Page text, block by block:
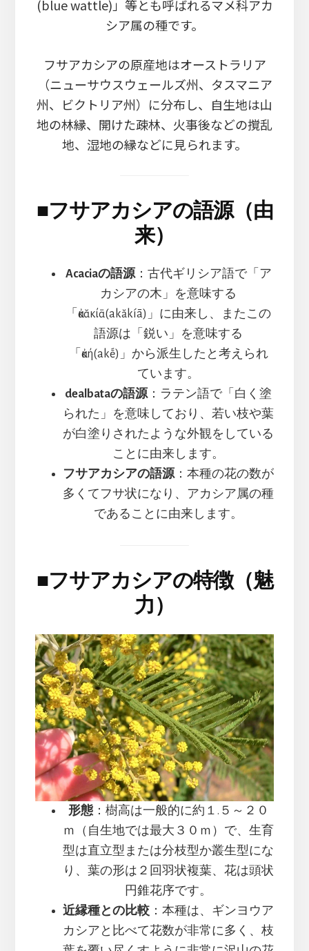
(blue wattle)」等とも呼ばれるマメ科アカ
シア属の種です。
フサアカシアの原産地はオーストラリア
（ニューサウスウェールズ州、タスマニア
州、ビクトリア州）に分布し、自生地は山
地の林縁、開けた疎林、火事後などの撹乱
地、湿地の縁などに見られます。
■フサアカシアの語源（由
来）
Acaciaの語源：古代ギリシア語で「ア
カシアの木」を意味する
「ἀκᾰκίᾱ(akăkíā)」に由来し、またこの
語源は「鋭い」を意味する
「ἀκή(akḗ)」から派生したと考えられ
ています。
dealbataの語源：ラテン語で「白く塗
られた」を意味しており、若い枝や葉
が白塗りされたような外観をしている
ことに由来します。
フサアカシアの語源：本種の花の数が
多くてフサ状になり、アカシア属の種
であることに由来します。
■フサアカシアの特徴（魅
力）
形態：樹高は一般的に約１.５～２０
ｍ（自生地では最大３０ｍ）で、生育
型は直立型または分枝型か叢生型にな
り、葉の形は２回羽状複葉、花は頭状
円錐花序です。
近縁種との比較 ：本種は、ギンヨウア
カシアと比べて花数が非常に多く、枝